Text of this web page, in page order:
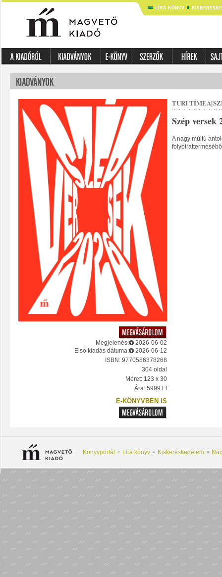
LÍRA KÖNYV
Megjelenés:
2026-06-02
Első kiadás dátuma:
2026-06-12
ISBN: 9770586378268
304 oldal
Méret: 123 x 30
Ára: 5999 Ft
E-KÖNYVBEN IS
TURI
Szép versek
A nagy múltú
Könyvportál Líra könyv Kiskereskedelem